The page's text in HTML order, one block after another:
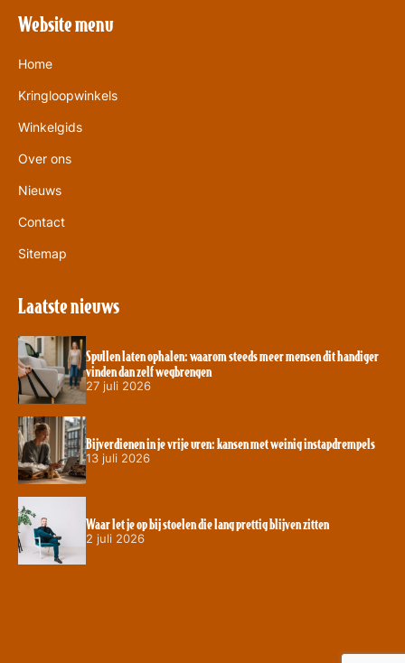
Website menu
Home
Kringloopwinkels
Winkelgids
Over ons
Nieuws
Contact
Sitemap
Laatste nieuws
Spullen laten ophalen: waarom steeds meer mensen dit handiger
vinden dan zelf wegbrengen
27 juli 2026
Bijverdienen in je vrije uren: kansen met weinig instapdrempels
13 juli 2026
Waar let je op bij stoelen die lang prettig blijven zitten
2 juli 2026